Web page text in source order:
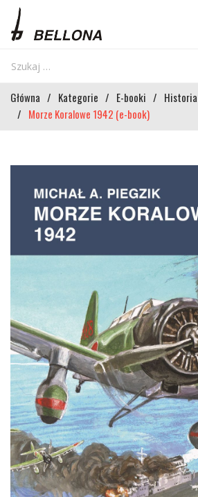
Główna / Kategorie / E-booki / Historia
/ Morze Koralowe 1942 (e-book)